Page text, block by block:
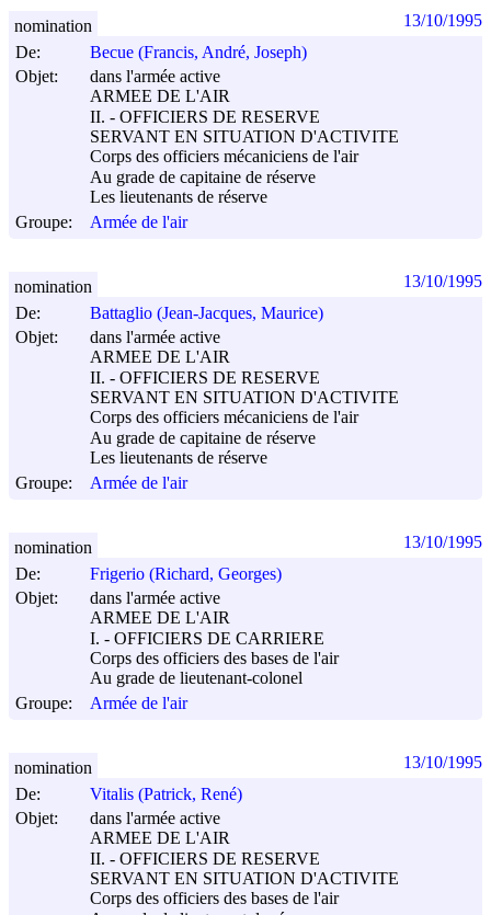
De:
Becue (Francis, André, Joseph)
Objet:
dans l'armée active
ARMEE DE L'AIR
II. - OFFICIERS DE RESERVE
SERVANT EN SITUATION D'ACTIVITE
Corps des officiers mécaniciens de l'air
Au grade de capitaine de réserve
Les lieutenants de réserve
Groupe:
Armée de l'air
nomination 13/10/1995
De:
Battaglio (Jean-Jacques, Maurice)
Objet:
dans l'armée active
ARMEE DE L'AIR
II. - OFFICIERS DE RESERVE
SERVANT EN SITUATION D'ACTIVITE
Corps des officiers mécaniciens de l'air
Au grade de capitaine de réserve
Les lieutenants de réserve
Groupe:
Armée de l'air
nomination 13/10/1995
De:
Frigerio (Richard, Georges)
Objet:
dans l'armée active
ARMEE DE L'AIR
I. - OFFICIERS DE CARRIERE
Corps des officiers des bases de l'air
Au grade de lieutenant-colonel
Groupe:
Armée de l'air
nomination 13/10/1995
De:
Vitalis (Patrick, René)
Objet:
dans l'armée active
ARMEE DE L'AIR
II. - OFFICIERS DE RESERVE
SERVANT EN SITUATION D'ACTIVITE
Corps des officiers des bases de l'air
nomination 13/10/1995